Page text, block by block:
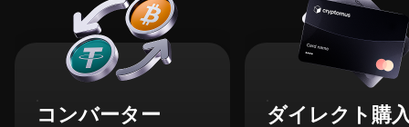
コンバーター ダイレクト購